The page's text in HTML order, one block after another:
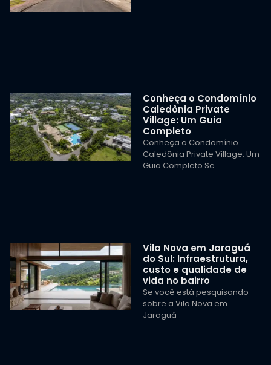
Conheça o Condomínio
Caledônia Private
Village: Um Guia
Completo
Conheça o Condomínio
Caledônia Private Village: Um
Guia Completo Se
Vila Nova em Jaraguá
do Sul: Infraestrutura,
custo e qualidade de
vida no bairro
Se você está pesquisando
sobre a Vila Nova em
Jaraguá